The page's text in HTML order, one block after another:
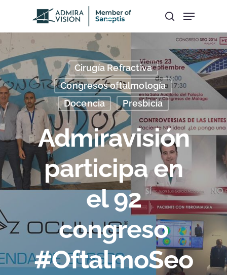
Hit enter to search or ESC to close
Cirugía Refractiva
Congresos oftalmología
Docencia
Presbicia
Admiravisión
participa en
el 92
congreso
#OftalmoSeo